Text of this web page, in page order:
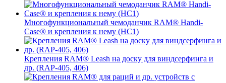
Многофункциональный чемоданчик RAM® Handi-
Case® и крепления к нему (HC1)
Крепления RAM® Leash на доску для виндсерфинга и
др. (RAP-405, 406)